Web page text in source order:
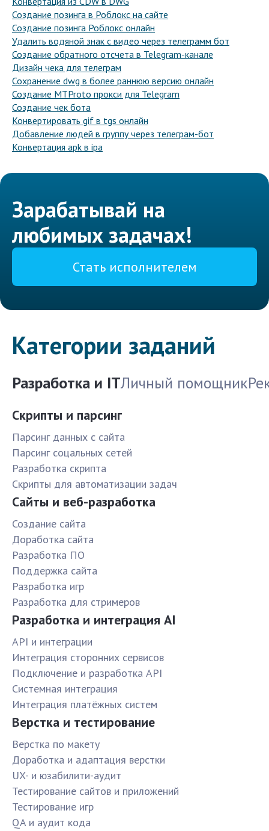
Создание позинга в Роблокс на сайте
Создание позинга Роблокс онлайн
Удалить водяной знак с видео через телеграмм бот
Создание обратного отсчета в Telegram-канале
Дизайн чека для телеграм
Сохранение dwg в более раннюю версию онлайн
Создание MTProto прокси для Telegram
Создание чек бота
Конвертировать gif в tgs онлайн
Добавление людей в группу через телеграм-бот
Конвертация apk в ipa
Зарабатывай на
любимых задачах!
Стать исполнителем
Категории заданий
Разработка и ITЛичный помощник
Скрипты и парсинг
Парсинг данных с сайта
Парсинг соцальных сетей
Разработка скрипта
Скрипты для автоматизации задач
Сайты и веб-разработка
Создание сайта
Доработка сайта
Разработка ПО
Поддержка сайта
Разработка игр
Разработка для стримеров
Разработка и интеграция AI
API и интеграции
Интеграция сторонних сервисов
Подключение и разработка API
Системная интеграция
Интеграция платёжных систем
Верстка и тестирование
Верстка по макету
Доработка и адаптация верстки
UX- и юзабилити-аудит
Тестирование сайтов и приложений
Тестирование игр
QA и аудит кода